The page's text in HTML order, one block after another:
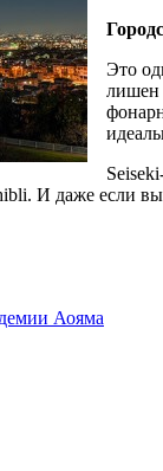
Это
лишен
И даже если
Аояма